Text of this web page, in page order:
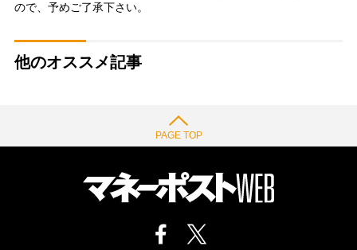
ので、予めご了承下さい。
他のオススメ記事
PAGE TOP